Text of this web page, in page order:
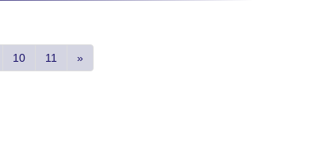
10 11 »